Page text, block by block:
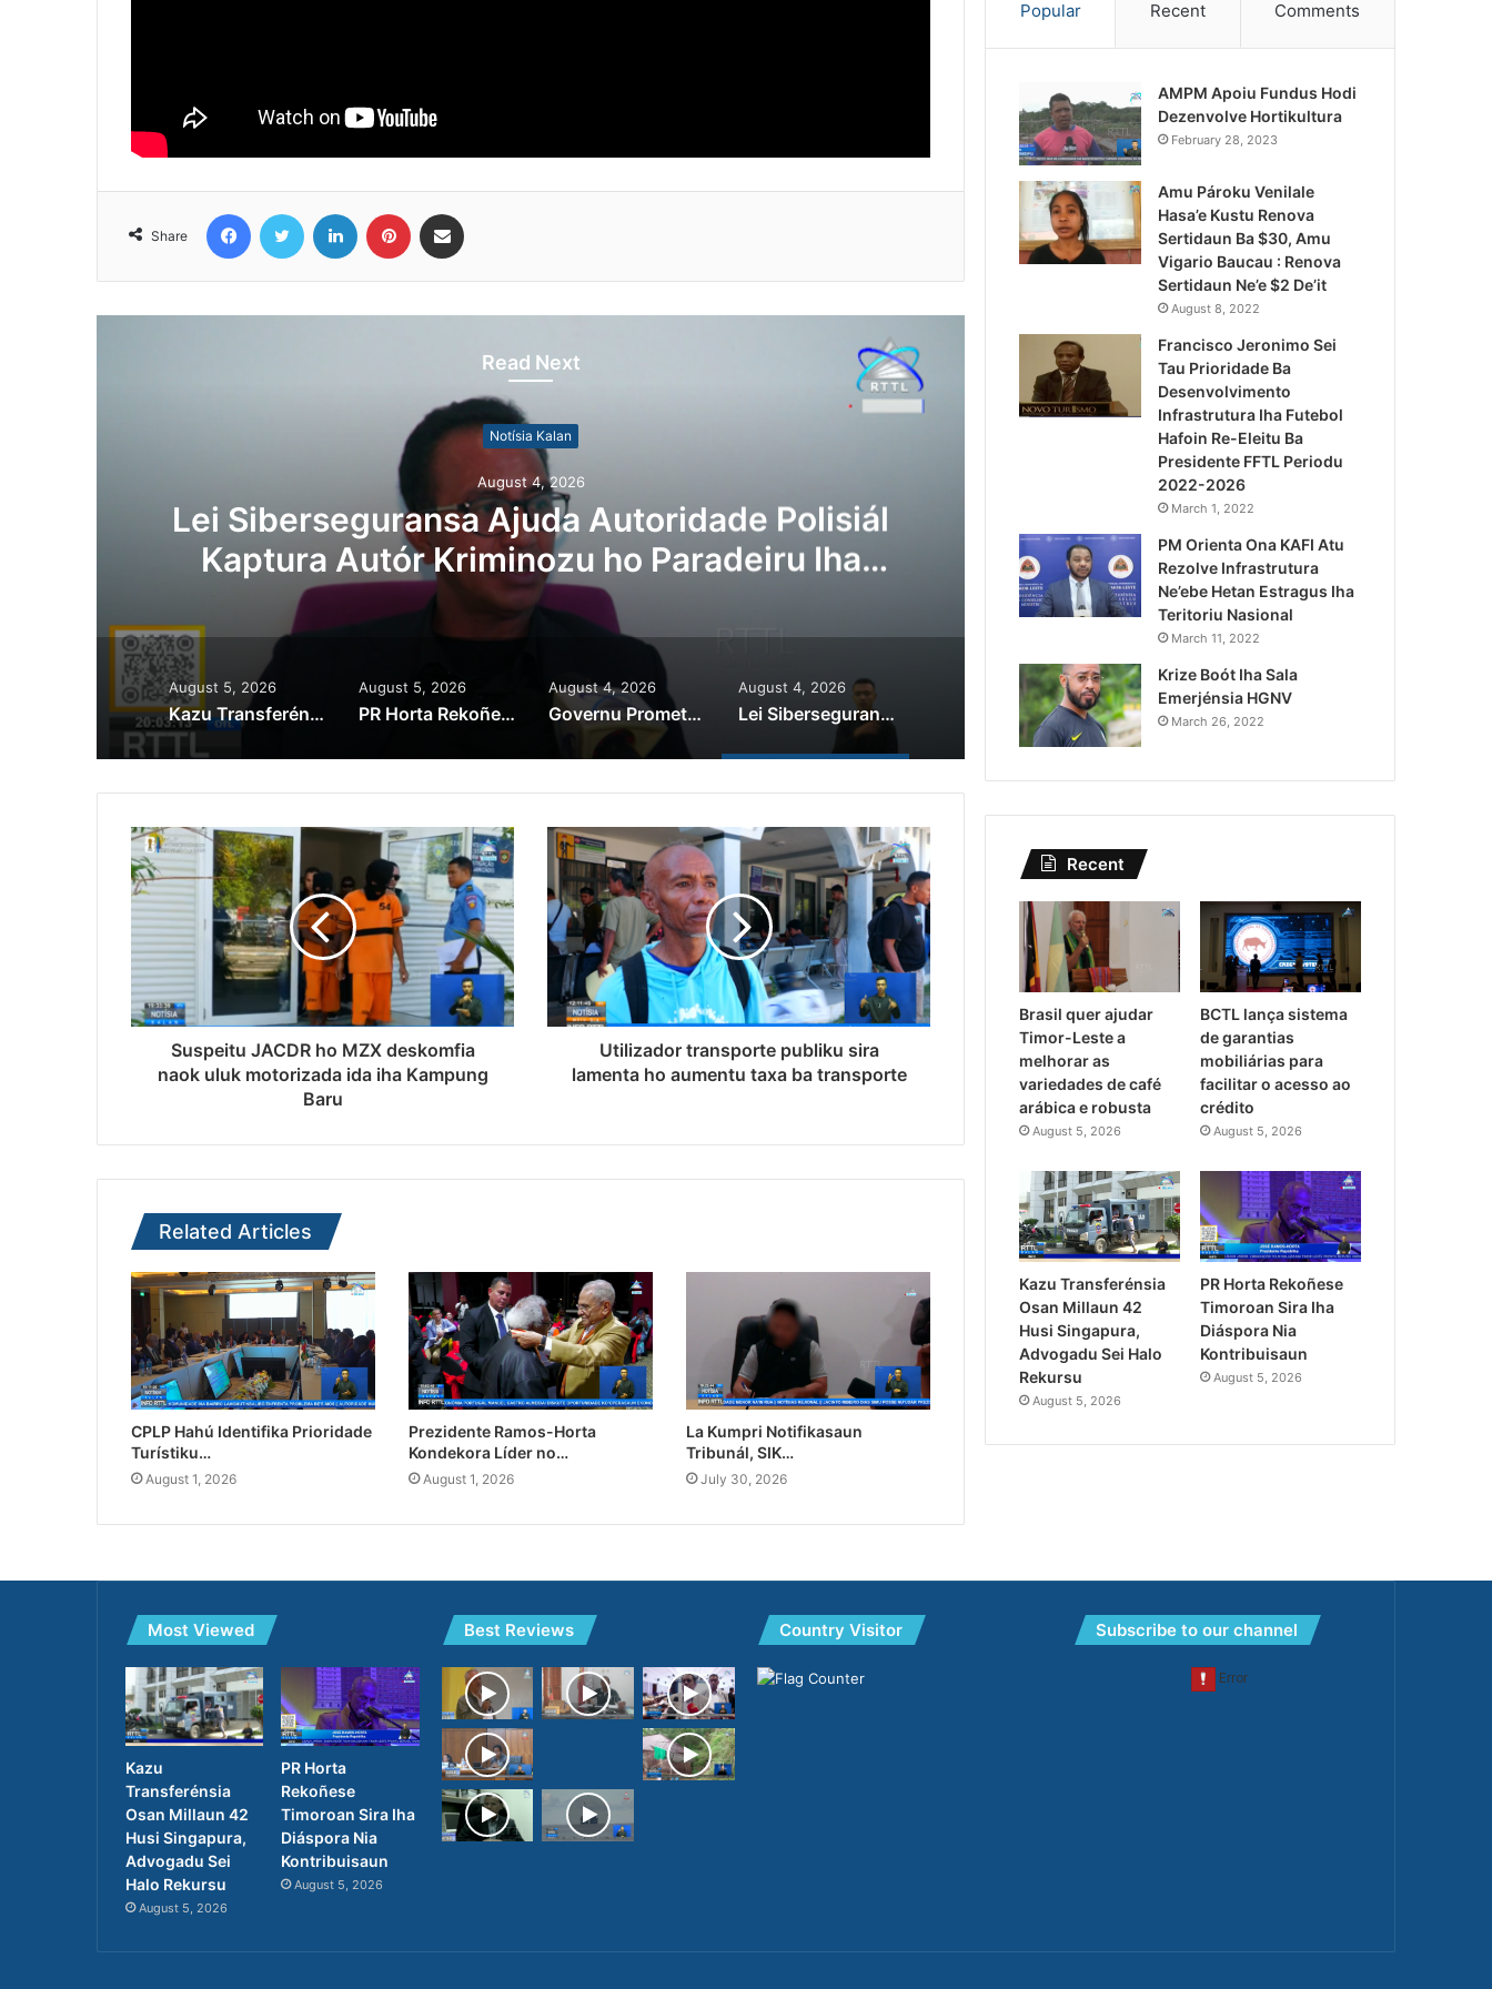
Share
Read Next
Notísia Kalan
August 5, 2026
Kazu Transferénsia Osan Millaun 42 Husi
Singapura, Advogadu Sei Halo Rekursu
PR Horta Rekoñese
Nia
August 5, 2026
Kazu Transferénsia Osan Millaun 42 Husi Singapura, Advogadu Sei Halo Rekursu
August 5, 2026
PR Horta Rekoñese Timoroan Sira Iha Diáspora Nia Kontribuisaun
August 4, 2026
Governu Promete Tau Prioridade ba Setór Minerais no Setór Produtivu
August 4, 2026
Lei Siberseguransa Ajuda Autoridade Polisiál Kaptura Autór Kriminozu ho Paradeiru Iha Estranjeiru
Suspeitu JACDR ho MZX deskomfia
naok uluk motorizada ida iha Kampung
Baru
Utilizador transporte publiku sira
lamenta ho aumentu taxa ba transporte
Related Articles
CPLP Hahú Identifika Prioridade
Turístiku…
August 1, 2026
Prezidente Ramos-Horta
Kondekora Líder no…
August 1, 2026
La Kumpri Notifikasaun
Tribunál, SIK…
July 30, 2026
Popular Recent Comments
AMPM Apoiu Fundus Hodi
Dezenvolve Hortikultura
February 28, 2023
Amu Pároku Venilale
Hasa’e Kustu Renova
Sertidaun Ba $30, Amu
Vigario Baucau : Renova
Sertidaun Ne’e $2 De’it
August 8, 2022
Francisco Jeronimo Sei
Tau Prioridade Ba
Desenvolvimento
Infrastrutura Iha Futebol
Hafoin Re-Eleitu Ba
Presidente FFTL Periodu
2022-2026
March 1, 2022
PM Orienta Ona KAFI Atu
Rezolve Infrastrutura
Ne’ebe Hetan Estragus Iha
Teritoriu Nasional
March 11, 2022
Krize Boót Iha Sala
Emerjénsia HGNV
March 26, 2022
Recent
Brasil quer ajudar
Timor-Leste a
melhorar as
variedades de café
arábica e robusta
August 5, 2026
BCTL lança sistema
de garantias
mobiliárias para
facilitar o acesso ao
crédito
August 5, 2026
Kazu Transferénsia
Osan Millaun 42
Husi Singapura,
Advogadu Sei Halo
Rekursu
August 5, 2026
PR Horta Rekoñese
Timoroan Sira Iha
Diáspora Nia
Kontribuisaun
August 5, 2026
Most Viewed
Kazu
Transferénsia
Osan Millaun 42
Husi Singapura,
Advogadu Sei
Halo Rekursu
August 5, 2026
PR Horta
Rekoñese
Timoroan Sira Iha
Diáspora Nia
Kontribuisaun
August 5, 2026
Best Reviews Country Visitor Subscribe to our channel